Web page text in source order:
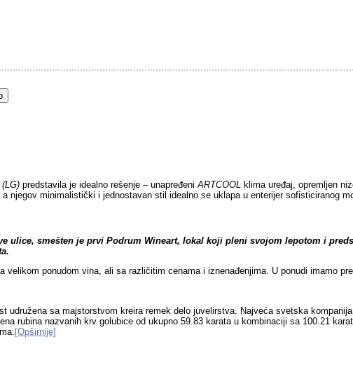
predstavila je idealno rešenje – unapređeniARTCOOL klima uređaj, opremljen
njegov minimalistički i jednostavan stil idealno se uklapa u enterijer sofisticiranog
ulice, smešten je prvi Podrum Wineart, lokal koji pleni svojom lepotom i
velikom ponudom vina, ali sa različitim cenama i iznenađenjima. U ponudi imamo
udružena sa majstorstvom kreira remek delo juvelirstva. Najveća svetska
rubina nazvanih krv golubice od ukupno 59.83 karata u kombinaciji sa 100.21
[Opširnije]